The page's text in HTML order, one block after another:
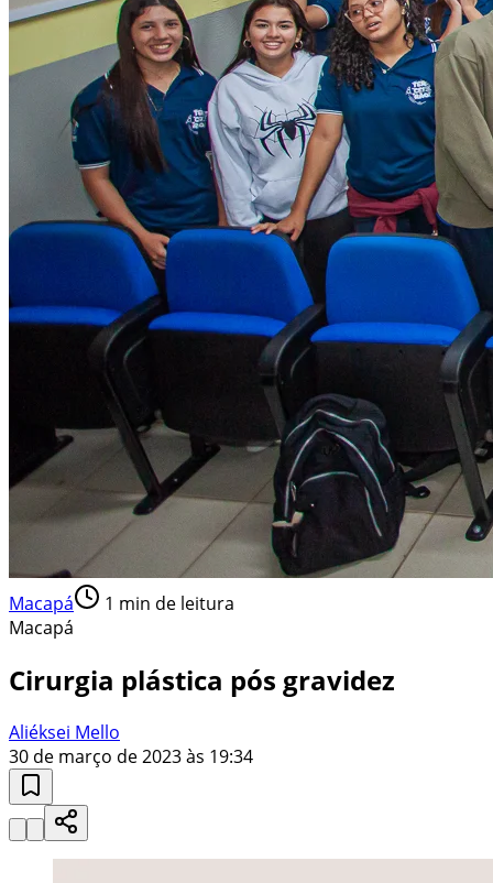
Macapá 1 min de leitura
Macapá
Cirurgia plástica pós gravidez
Aliéksei Mello
30 de março de 2023 às 19:34